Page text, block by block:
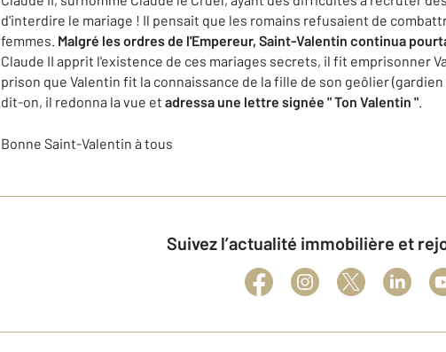
d'interdire le mariage ! Il pensait que les romains refusaient de
femmes. Malgré les ordres de l'Empereur, Saint-Valentin continua
Claude II apprit l'existence de ces mariages secrets, il fit emprisonner
prison que Valentin fit la connaissance de la fille de son geôlier
dit-on, il redonna la vue et adressa une lettre signée " Ton Valentin ".
Bonne Saint-Valentin à tous
Suivez l’actualité immobilière et